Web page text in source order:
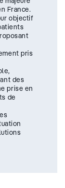
France.
objectif
pris
des
prise en
de